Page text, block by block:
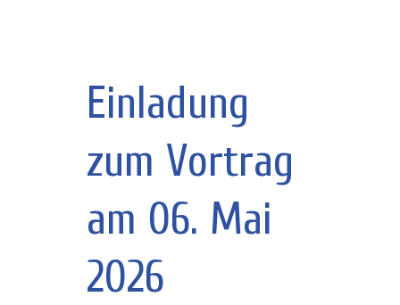
Einladung
zum Vortrag
am 06. Mai
2026